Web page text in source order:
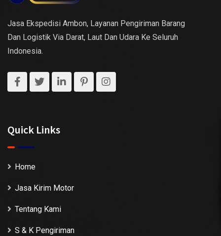
Jasa Ekspedisi Ambon, Layanan Pengiriman Barang
Dan Logistik Via Darat, Laut Dan Udara Ke Seluruh
Indonesia.
Quick Links
Home
Jasa Kirim Motor
Tentang Kami
S & K Pengiriman